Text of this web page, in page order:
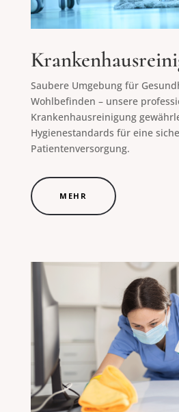
Saubere Umgebung für
Wohlbefinden – unsere
Krankenhausreinigung
Hygienestandards für eine
Patientenversorgung.
MEHR